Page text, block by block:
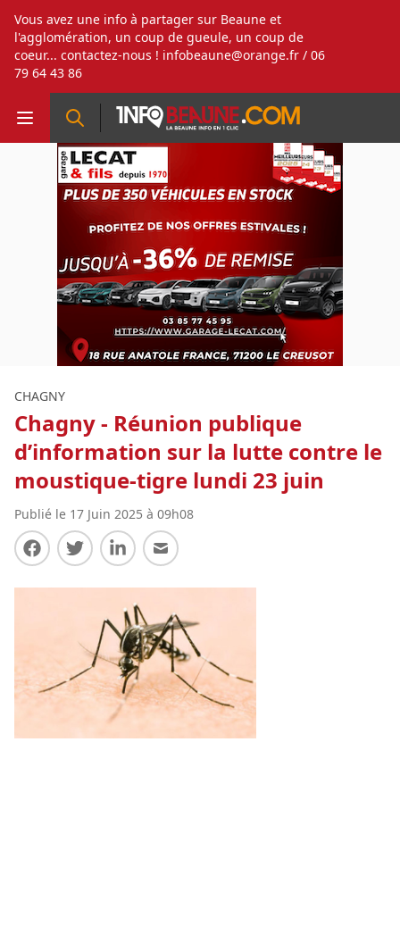
Vous avez une info à partager sur Beaune et
l'agglomération, un coup de gueule, un coup de
coeur... contactez-nous ! infobeaune@orange.fr / 06
79 64 43 86
CHAGNY
Chagny - Réunion publique
d’information sur la lutte contre le
moustique-tigre lundi 23 juin
Publié le 17 Juin 2025 à 09h08
Partager sur Facebook
Partager sur Twitter
Partager sur LinkedIn
Partager par E-mail